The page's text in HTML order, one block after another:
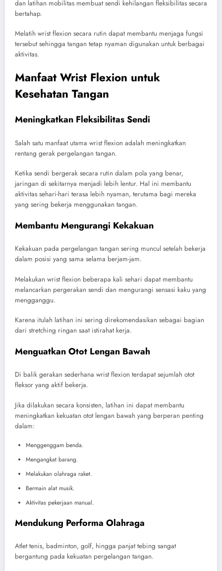
dan latihan mobilitas membuat sendi kehilangan fleksibilitas secara
bertahap.
Melatih wrist flexion secara rutin dapat membantu menjaga fungsi
tersebut sehingga tangan tetap nyaman digunakan untuk berbagai
aktivitas.
Manfaat Wrist Flexion untuk
Kesehatan Tangan
Meningkatkan Fleksibilitas Sendi
Salah satu manfaat utama wrist flexion adalah meningkatkan
rentang gerak pergelangan tangan.
Ketika sendi bergerak secara rutin dalam pola yang benar,
jaringan di sekitarnya menjadi lebih lentur. Hal ini membantu
aktivitas sehari-hari terasa lebih nyaman, terutama bagi mereka
yang sering bekerja menggunakan tangan.
Membantu Mengurangi Kekakuan
Kekakuan pada pergelangan tangan sering muncul setelah bekerja
dalam posisi yang sama selama berjam-jam.
Melakukan wrist flexion beberapa kali sehari dapat membantu
melancarkan pergerakan sendi dan mengurangi sensasi kaku yang
mengganggu.
Karena itulah latihan ini sering direkomendasikan sebagai bagian
dari stretching ringan saat istirahat kerja.
Menguatkan Otot Lengan Bawah
Di balik gerakan sederhana wrist flexion terdapat sejumlah otot
fleksor yang aktif bekerja.
Jika dilakukan secara konsisten, latihan ini dapat membantu
meningkatkan kekuatan otot lengan bawah yang berperan penting
dalam:
Menggenggam benda.
Mengangkat barang.
Melakukan olahraga raket.
Bermain alat musik.
Aktivitas pekerjaan manual.
Mendukung Performa Olahraga
Atlet tenis, badminton, golf, hingga panjat tebing sangat
bergantung pada kekuatan pergelangan tangan.